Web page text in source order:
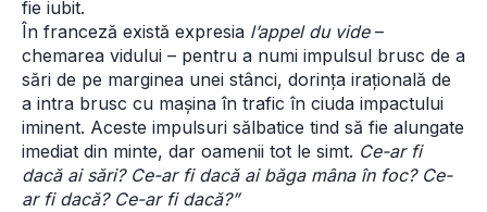
fie iubit.
În franceză există expresia l’appel du vide –
chemarea vidului – pentru a numi impulsul brusc de a
sări de pe marginea unei stânci, dorința irațională de
a intra brusc cu mașina în trafic în ciuda impactului
iminent. Aceste impulsuri sălbatice tind să fie alungate
imediat din minte, dar oamenii tot le simt. Ce-ar fi
dacă ai sări? Ce-ar fi dacă ai băga mâna în foc? Ce-
ar fi dacă? Ce-ar fi dacă?”